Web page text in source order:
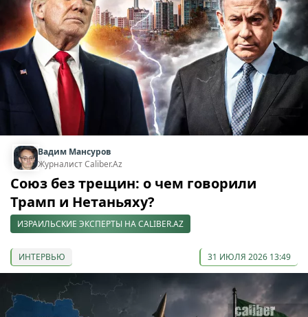
Вадим Мансуров
Журналист Caliber.Az
Союз без трещин: о чем говорили
Трамп и Нетаньяху?
ИЗРАИЛЬСКИЕ ЭКСПЕРТЫ НА CALIBER.AZ
ИНТЕРВЬЮ 31 ИЮЛЯ 2026 13:49